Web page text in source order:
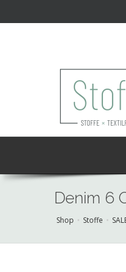
Denim 6
Shop Stoffe